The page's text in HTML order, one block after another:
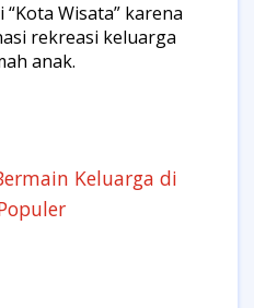
Wisata” karena
rekreasi keluarga
anak.
Keluarga di